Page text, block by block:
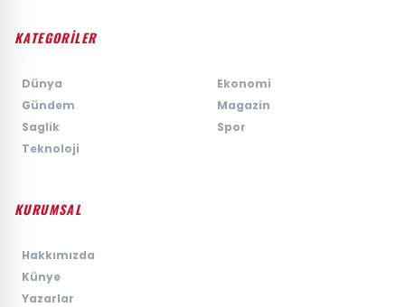
KATEGORİLER
Dünya
Ekonomi
Gündem
Magazin
Saglik
Spor
Teknoloji
KURUMSAL
Hakkımızda
Künye
Yazarlar